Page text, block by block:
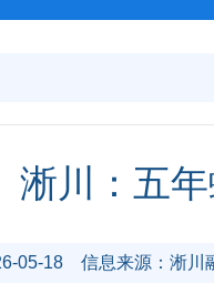
淅川：五
05-18 信息来源：淅川